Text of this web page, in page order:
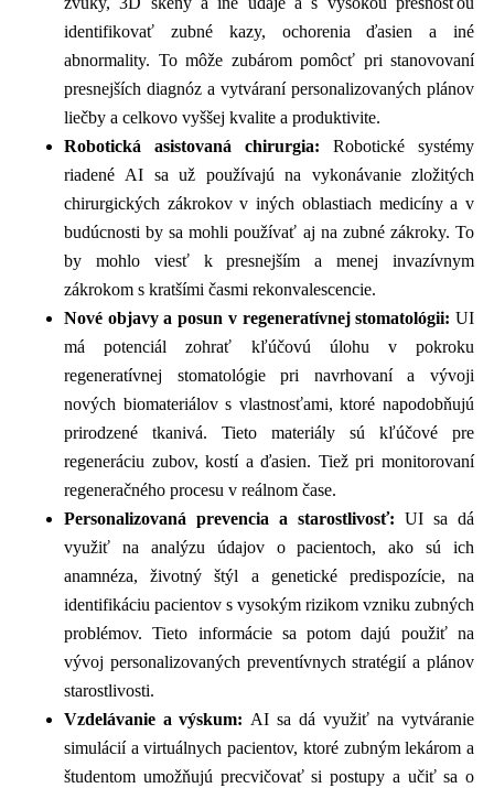
identifikovať zubné kazy, ochorenia ďasien a iné
abnormality. To môže zubárom pomôcť pri stanovovaní
presnejších diagnóz a vytváraní personalizovaných plánov
liečby a celkovo vyššej kvalite a produktivite.
Robotická asistovaná chirurgia: Robotické systémy
riadené AI sa už používajú na vykonávanie zložitých
chirurgických zákrokov v iných oblastiach medicíny a v
budúcnosti by sa mohli používať aj na zubné zákroky. To
by mohlo viesť k presnejším a menej invazívnym
zákrokom s kratšími časmi rekonvalescencie.
Nové objavy a posun v regeneratívnej stomatológii: UI
má potenciál zohrať kľúčovú úlohu v pokroku
regeneratívnej stomatológie pri navrhovaní a vývoji
nových biomateriálov s vlastnosťami, ktoré napodobňujú
prirodzené tkanivá. Tieto materiály sú kľúčové pre
regeneráciu zubov, kostí a ďasien. Tiež pri monitorovaní
regeneračného procesu v reálnom čase.
Personalizovaná prevencia a starostlivosť: UI sa dá
využiť na analýzu údajov o pacientoch, ako sú ich
anamnéza, životný štýl a genetické predispozície, na
identifikáciu pacientov s vysokým rizikom vzniku zubných
problémov. Tieto informácie sa potom dajú použiť na
vývoj personalizovaných preventívnych stratégií a plánov
starostlivosti.
Vzdelávanie a výskum: AI sa dá využiť na vytváranie
simulácií a virtuálnych pacientov, ktoré zubným lekárom a
študentom umožňujú precvičovať si postupy a učiť sa o